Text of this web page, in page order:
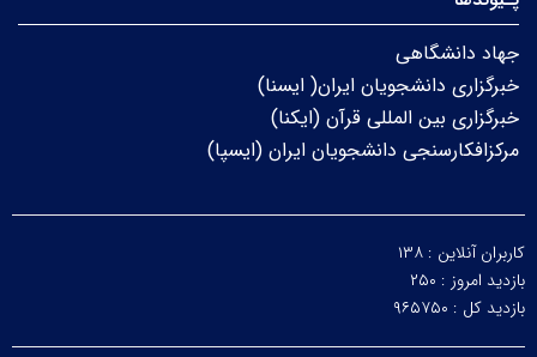
جهاد دانشگاهی
خبرگزاری دانشجویان ایران( ایسنا)
خبرگزاری بین المللی قرآن (ایکنا)
مرکزافکارسنجی دانشجویان ایران (ایسپا)
کاربران آنلاین : ۱۳۸
بازدید امروز : ۲۵۰
بازدید کل : ۹۶۵۷۵۰